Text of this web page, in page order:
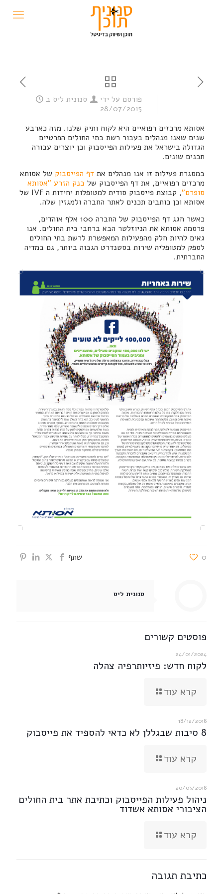
פורסם על ידי סנונית ליס ב
28/07/2015
אסותא מרכזים רפואיים היא לקוח ותיק שלנו. מזה כארבע
שנים שאנו מנהלים בעבור רשת בתי החולים הפרטיים
הגדולה בישראל את פעילות הפייסבוק וכן יוצרים עבורה
תכנים שונים.
במסגרת פעילות זו אנו מנהלים את דף הפייסבוק של אסותא
מרכזים רפואיים, את דף הפייסבוק של בנק הזרע "אסותא
סופרם"
, קבוצת פייסבוק סודית למטופלות יחידות ה IVF של
אסותא וכן כותבים תכנים לאתר החברה ולמגזין שלה.
כאשר חגג דף הפייסבוק של החברה 100 אלף אוהדים,
פרסמה אסותא את הניוזלטר הבא ברחבי בית החולים. אנו
גאים להיות חלק מהפעילות המאפשרת לרשת בתי החולים
לספק למטופליה שירות בסטנדרט הגבוה ביותר, גם במדיה
החברתית.
שתף 0
סנונית ליס
פוסטים קשורים
24/01/2024
לקוח חדש: פיזיותרפיה צהלה
קרא עוד
18/12/2018
8 סיבות שבגללן לא כדאי להספיד את פייסבוק
קרא עוד
20/03/2018
ניהול פעילות הפייסבוק וכתיבת אתר בית החולים
הציבורי אסותא אשדוד
קרא עוד
כתיבת תגובה